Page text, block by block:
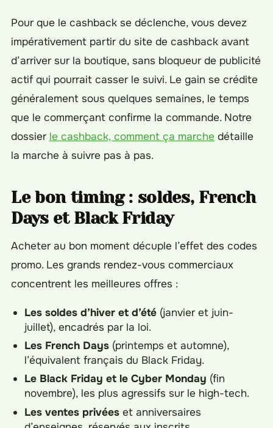
Pour que le cashback se déclenche, vous devez
impérativement partir du site de cashback avant
d’arriver sur la boutique, sans bloqueur de publicité
actif qui pourrait casser le suivi. Le gain se crédite
généralement sous quelques semaines, le temps
que le commerçant confirme la commande. Notre
dossier le cashback, comment ça marche détaille
la marche à suivre pas à pas.
Le bon timing : soldes, French
Days et Black Friday
Acheter au bon moment décuple l’effet des codes
promo. Les grands rendez-vous commerciaux
concentrent les meilleures offres :
Les soldes d’hiver et d’été (janvier et juin-
juillet), encadrés par la loi.
Les French Days (printemps et automne),
l’équivalent français du Black Friday.
Le Black Friday et le Cyber Monday (fin
novembre), les plus agressifs sur le high-tech.
Les ventes privées et anniversaires